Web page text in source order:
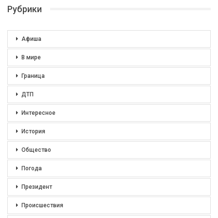
Рубрики
Афиша
В мире
Граница
ДТП
Интересное
История
Общество
Погода
Президент
Происшествия